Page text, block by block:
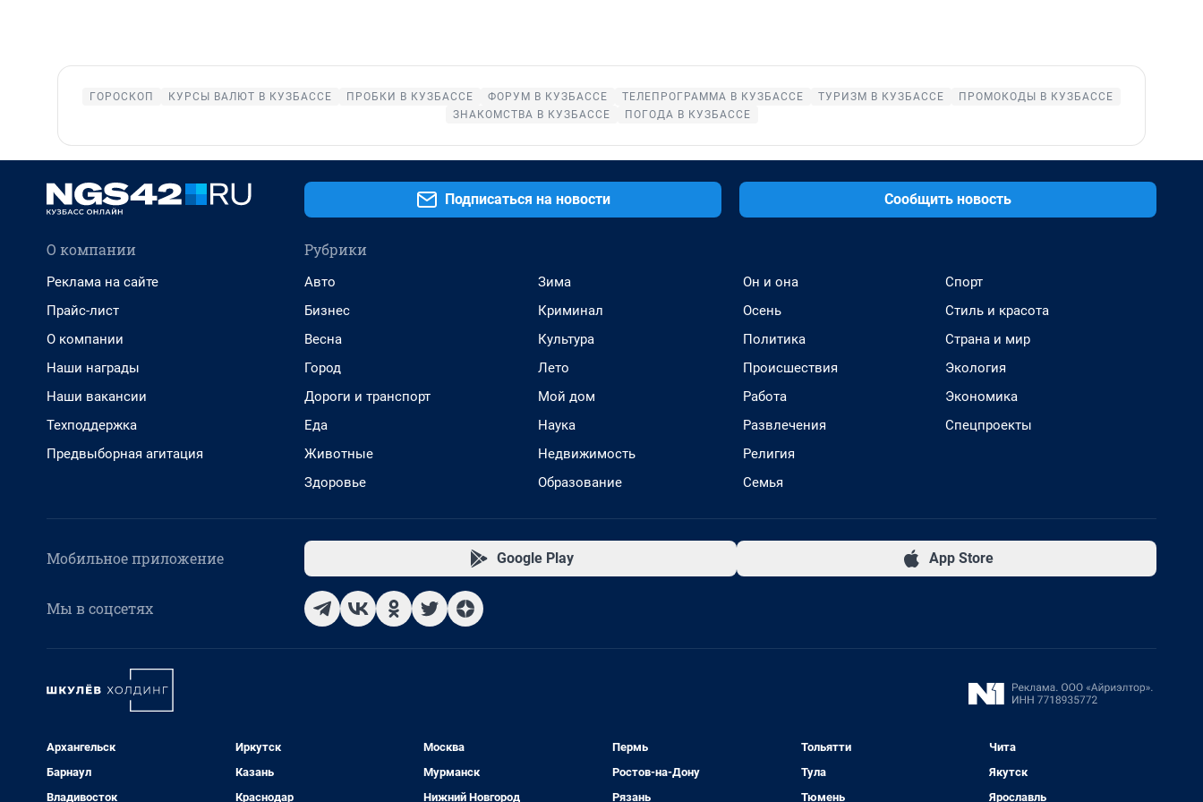
ГОРОСКОП КУРСЫ ВАЛЮТ В КУЗБАССЕ ПРОБКИ В КУЗБАССЕ ФОРУМ В КУЗБАССЕ ТЕЛЕПРОГРАММА В КУЗБАССЕ ТУРИЗМ В КУЗБАССЕ
ПРОМОКОДЫ В КУЗБАССЕ
ЗНАКОМСТВА В КУЗБАССЕ
ПОГОДА В КУЗБАССЕ
Подписаться на новости Сообщить новость
О компании
Реклама на сайте
Прайс-лист
О компании
Наши награды
Наши вакансии
Техподдержка
Предвыборная агитация
Рубрики
Авто
Бизнес
Весна
Город
Дороги и транспорт
Еда
Животные
Здоровье
Зима
Криминал
Культура
Лето
Мой дом
Наука
Недвижимость
Образование
Он и она
Осень
Политика
Происшествия
Работа
Развлечения
Религия
Семья
Спорт
Стиль и красота
Страна и мир
Экология
Экономика
Спецпроекты
Мобильное приложение Google Play App Store
Мы в соцсетях
Архангельск
Барнаул
Владивосток
Иркутск
Казань
Краснодар
Москва
Мурманск
Нижний Новгород
Пермь
Ростов-на-Дону
Рязань
Тольятти
Тула
Тюмень
Чита
Якутск
Ярославль